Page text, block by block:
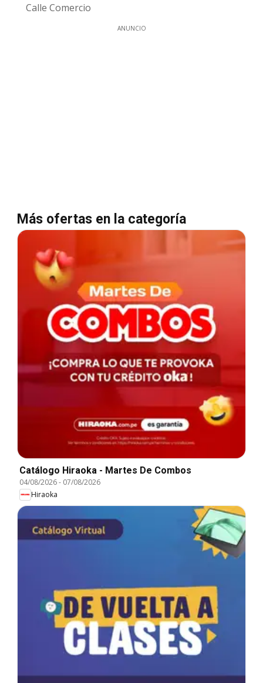
Calle Comercio
ANUNCIO
Más ofertas en la categoría
Catálogo Hiraoka - Martes De Combos
04/08/2026- 07/08/2026
Hiraoka